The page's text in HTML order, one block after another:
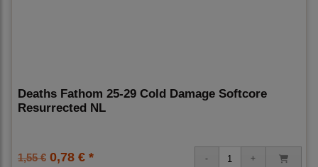
Deaths Fathom 25-29 Cold Damage Softcore
Resurrected NL
1,55 € 0,78 € *